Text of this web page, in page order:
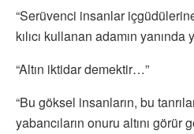
“Serüvenci insanlar
kılıcı kullanan adamın yanında
“Altın iktidar demektir…”
“Bu göksel insanların, bu
yabancıların onuru altını